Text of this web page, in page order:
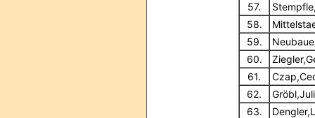
57.
58.
59.
60.
61.
62.
63.